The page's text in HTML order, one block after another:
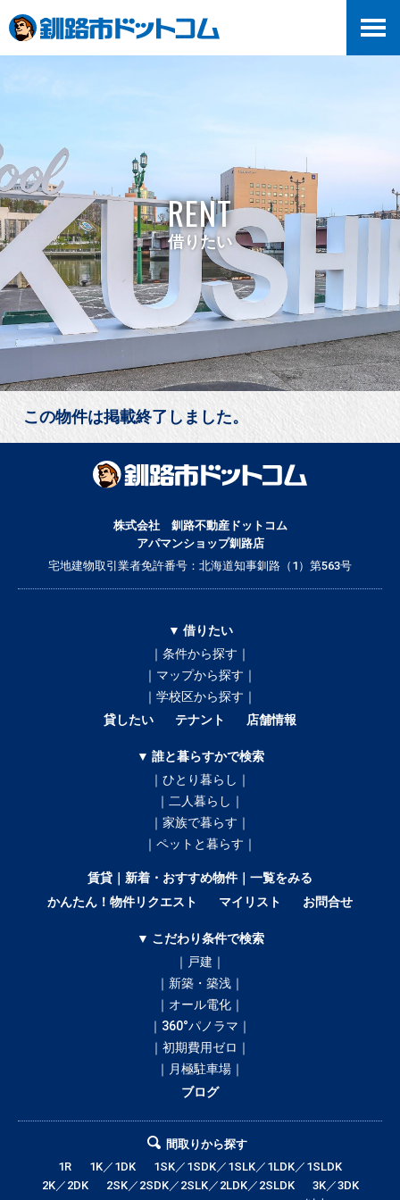
RENT
借りたい
この物件は掲載終了しました。
株式会社 釧路不動産ドットコム
アパマンショップ釧路店
宅地建物取引業者免許番号：北海道知事釧路（1）第563号
▼ 借りたい
｜条件から探す｜
｜マップから探す｜
｜学校区から探す｜
貸したい
テナント 店舗情報
▼ 誰と暮らすかで検索
｜ひとり暮らし｜
｜二人暮らし｜
｜家族で暮らす｜
｜ペットと暮らす｜
賃貸｜新着・おすすめ物件｜一覧をみる
かんたん！物件リクエスト
マイリスト お問合せ
▼ こだわり条件で検索
｜戸建｜
｜新築・築浅｜
｜オール電化｜
｜360°パノラマ｜
｜初期費用ゼロ｜
｜月極駐車場｜
ブログ
間取りから探す
1R
1K／1DK
1SK／1SDK／1SLK／1LDK／1SLDK
2K／2DK
2SK／2SDK／2SLK／2LDK／2SLDK
3K／3DK